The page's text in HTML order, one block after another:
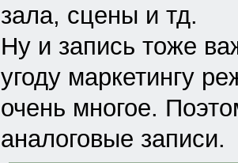
зала, сцены и тд.
Ну и запись тоже
угоду маркетингу
очень многое.
аналоговые записи.